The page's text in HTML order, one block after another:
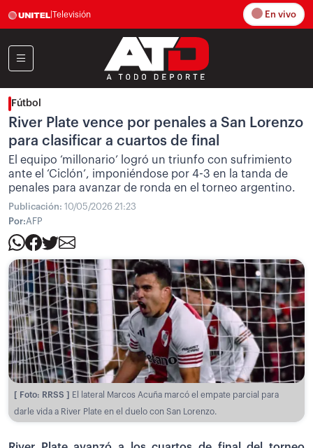
Televisión En vivo
Fútbol
River Plate vence por penales a San Lorenzo
para clasificar a cuartos de final
El equipo ‘millonario’ logró un triunfo con sufrimiento
ante el ‘Ciclón’, imponiéndose por 4-3 en la tanda de
penales para avanzar de ronda en el torneo argentino.
Publicación: 10/05/2026 21:23
Por:AFP
[ Foto: RRSS ]
El lateral Marcos Acuña marcó el empate parcial para
darle vida a River Plate en el duelo con San Lorenzo.